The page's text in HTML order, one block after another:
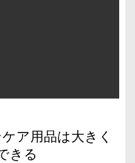
ア用品は大きく
きる